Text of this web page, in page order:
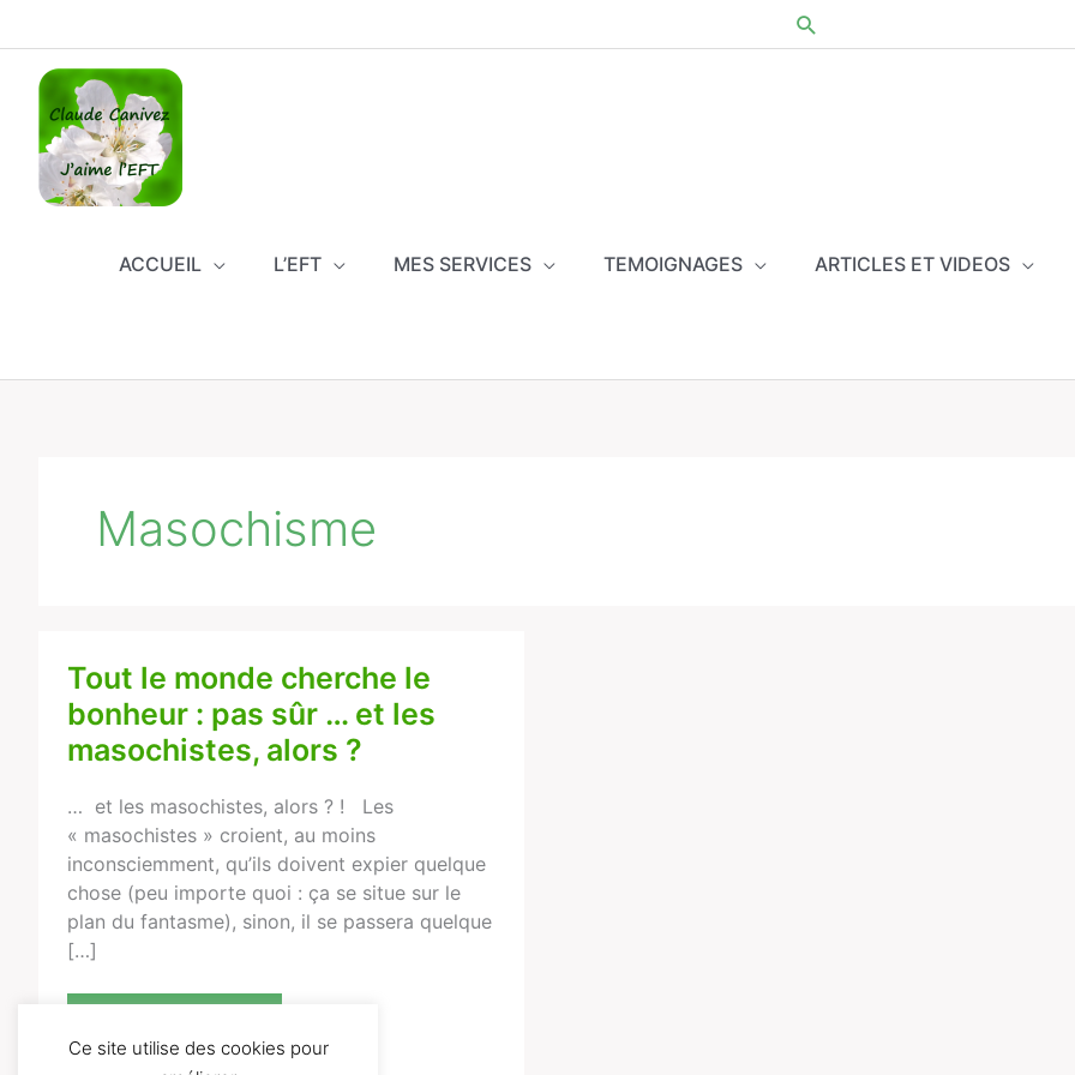
au
contenu
ACCUEIL L’EFT MES SERVICES TEMOIGNAGES ARTICLES ET VIDEOS
Masochisme
Tout le monde cherche le
bonheur : pas sûr … et les
masochistes, alors ?
… et les masochistes, alors ? ! Les
« masochistes » croient, au moins
inconsciemment, qu’ils doivent expier quelque
chose (peu importe quoi : ça se situe sur le
plan du fantasme), sinon, il se passera quelque
[…]
Tout
le
monde
cherche
bonheur
:
pas
sûr
…
les
alors
Ce site utilise des cookies pour